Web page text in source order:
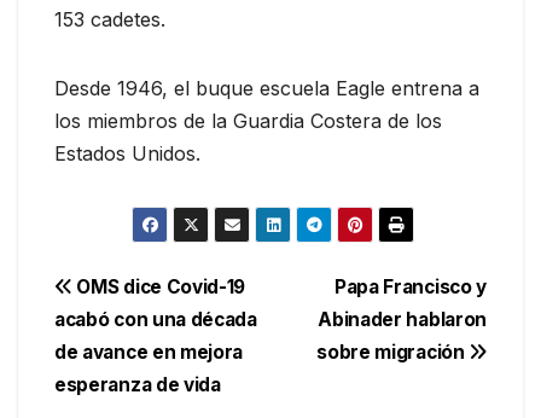
153 cadetes.
Desde 1946, el buque escuela Eagle entrena a
los miembros de la Guardia Costera de los
Estados Unidos.
Navegación
de
entradas
Papa Francisco y
Abinader hablaron
sobre migración
OMS dice Covid-19
acabó con una década
de avance en mejora
esperanza de vida